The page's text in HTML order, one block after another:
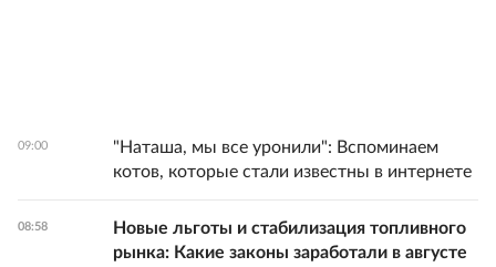
09:00
"Наташа, мы все уронили": Вспоминаем
котов, которые стали известны в интернете
08:58
Новые льготы и стабилизация топливного
рынка: Какие законы заработали в августе